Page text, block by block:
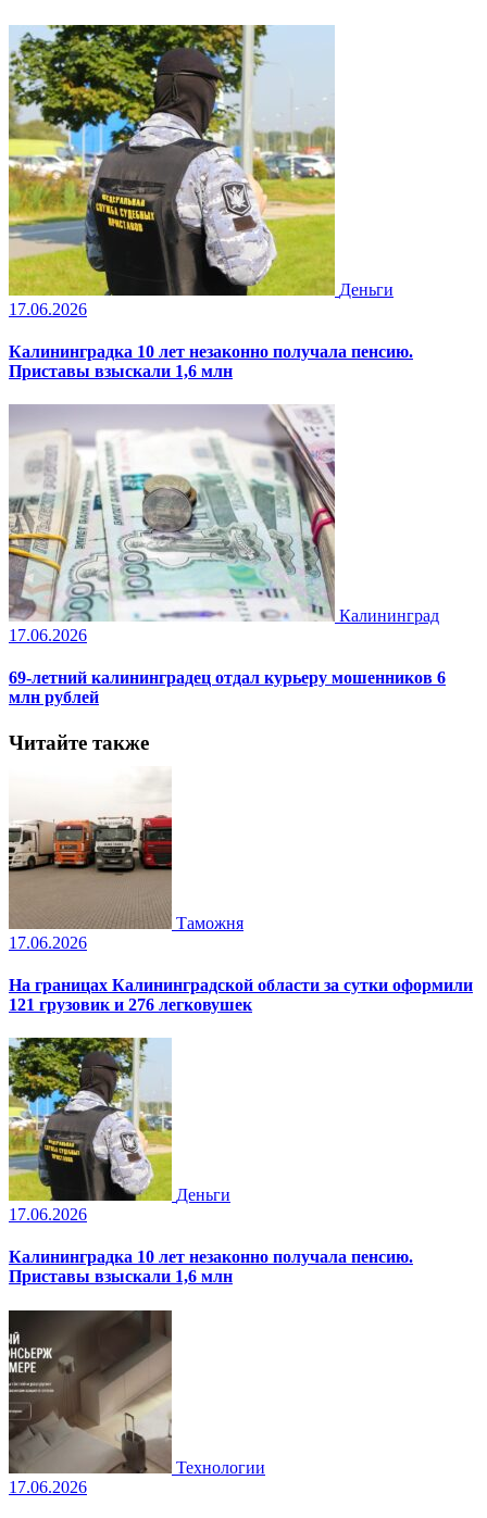
Деньги
17.06.2026
Калининградка 10 лет незаконно получала пенсию.
Приставы взыскали 1,6 млн
Калининград
17.06.2026
69-летний калининградец отдал курьеру мошенников 6
млн рублей
Читайте также
Таможня
17.06.2026
На границах Калининградской области за сутки оформили
121 грузовик и 276 легковушек
Деньги
17.06.2026
Калининградка 10 лет незаконно получала пенсию.
Приставы взыскали 1,6 млн
Технологии
17.06.2026